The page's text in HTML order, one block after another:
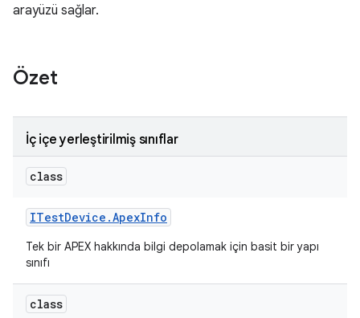
arayüzü sağlar.
Özet
İç içe yerleştirilmiş sınıflar
class
ITestDevice .ApexInfo
Tek bir APEX hakkında bilgi depolamak için basit bir yapı
sınıfı
class